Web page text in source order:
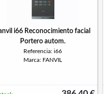
i66 Reconocimiento facial
Portero autom.
Referencia: i66
Marca: FANVIL